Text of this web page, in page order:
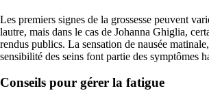
Les premiers signes de la grossesse peuvent
lautre, mais dans le cas de Johanna Ghiglia,
rendus publics. La sensation de nausée
sensibilité des seins font partie des symptômes
Conseils pour gérer la fatigue